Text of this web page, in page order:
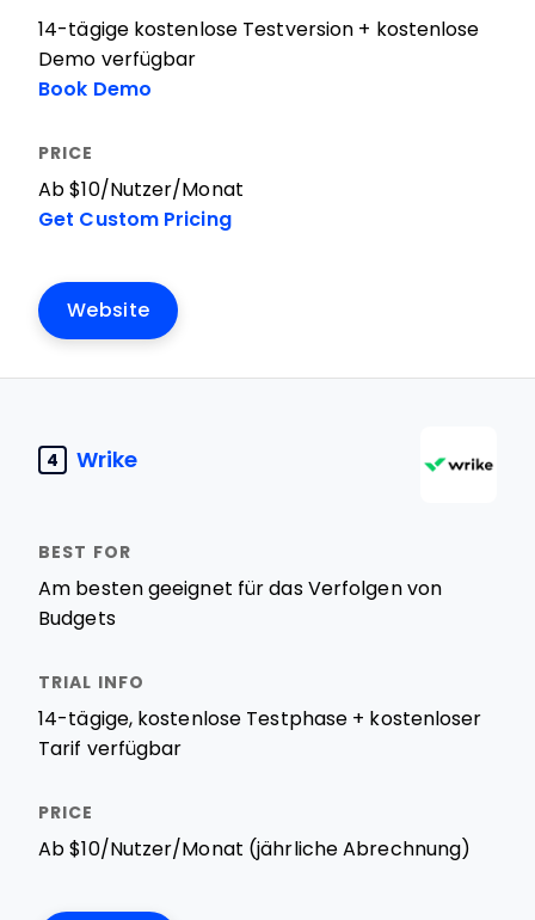
14-tägige kostenlose Testversion + kostenlose
Demo verfügbar
Book Demo
Ab $10/Nutzer/Monat
Get Custom Pricing
Website
4 Wrike
Am besten geeignet für das Verfolgen von
Budgets
14-tägige, kostenlose Testphase + kostenloser
Tarif verfügbar
Ab $10/Nutzer/Monat (jährliche Abrechnung)